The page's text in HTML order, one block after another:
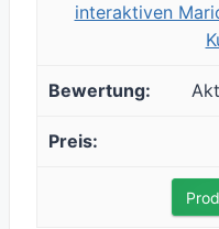
interaktiven